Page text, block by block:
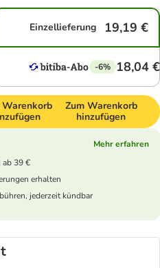
Einzellieferung 19,19 €
-6% 18,04 €
Warenkorb
Zum Warenkorb
hinzufügen
Mehr erfahren
ab 39 €
erhalten
jederzeit kündbar